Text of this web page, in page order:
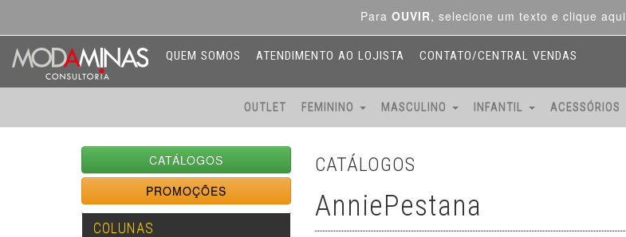
Para OUVIR, selecione um texto e clique aqui
QUEM SOMOS ATENDIMENTO AO LOJISTA CONTATO/CENTRAL VENDAS
OUTLET FEMININO MASCULINO INFANTIL ACESSÓRIOS
CATÁLOGOS
PROMOÇÕES
COLUNAS
CATÁLOGOS
AnniePestana